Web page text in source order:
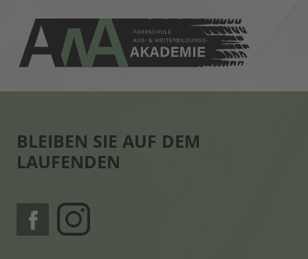
BLEIBEN SIE AUF DEM
LAUFENDEN